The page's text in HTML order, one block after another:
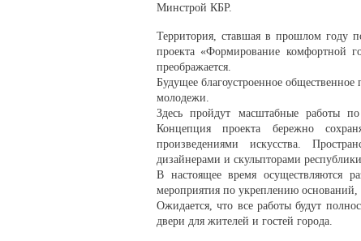
Минстрой КБР.
Территория, ставшая в прошлом году
проекта «Формирование комфортной
преображается.
Будущее благоустроенное общественное
молодежи.
Здесь пройдут масштабные работы
Концепция проекта бережно
произведениями искусства.
дизайнерами и скульпторами
В настоящее время осуществляются
мероприятия по укреплению
Ожидается, что все работы будут
двери для жителей и гостей города.